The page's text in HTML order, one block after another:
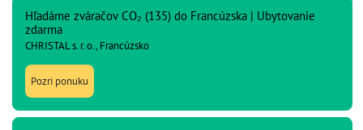
Hľadáme zváračov CO₂ (135) do Francúzska | Ubytovanie
zdarma
CHRISTAL s. r. o., Francúzsko
Pozri ponuku